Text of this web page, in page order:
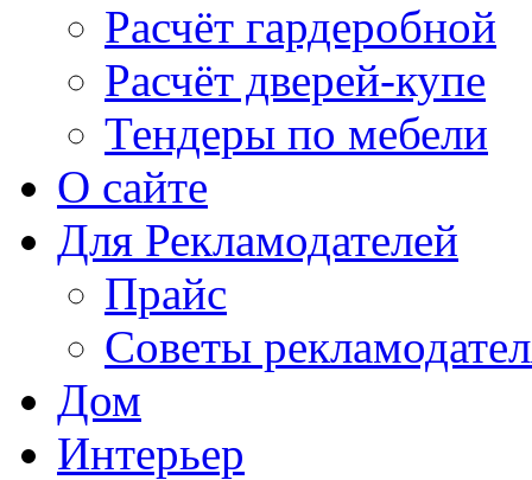
Расчёт гардеробной
Расчёт дверей-купе
Тендеры по мебели
О сайте
Для Рекламодателей
Прайс
Советы
Дом
Интерьер